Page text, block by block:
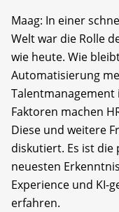
Maag: In einer
Welt war die Rolle
wie heute. Wie
Automatisierung
Talentmanagement
Faktoren machen
Diese und weitere
diskutiert. Es ist
neuesten
Experience und KI-
erfahren.